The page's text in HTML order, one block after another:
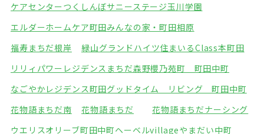
ケアセンターつくしんぼサニーステージ玉川学園
エルダーホームケア町田みんなの家・町田相原
福寿まちだ根岸
緑山グランドハイツ住まいるClass本町田
リリィパワーレジデンスまちだ森野櫻乃苑町 町田中町
なごやかレジデンス町田グッドタイム リビング 町田中町
花物語まちだ南
花物語まちだ
花物語まちだナーシング
ウエリスオリーブ町田中町ヘーベルvillageやまだい中町